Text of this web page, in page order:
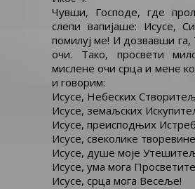
Чувши, Господе, где
слепи вапијаше: Исусе,
помилуј ме! И дозвавши
очи. Тако, просвети
мислене очи срца и мене
и говорим:
Исусе, Небеских
Исусе, земаљских
Исусе, преисподњих
Исусе, свеколике
Исусе, душе моје
Исусе, ума мога
Исусе, срца мога Весеље!